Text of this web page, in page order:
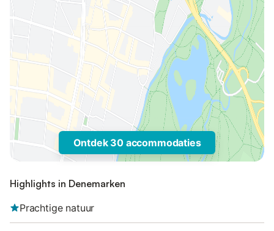
Ontdek 30 accommodaties
Highlights in Denemarken
Prachtige natuur